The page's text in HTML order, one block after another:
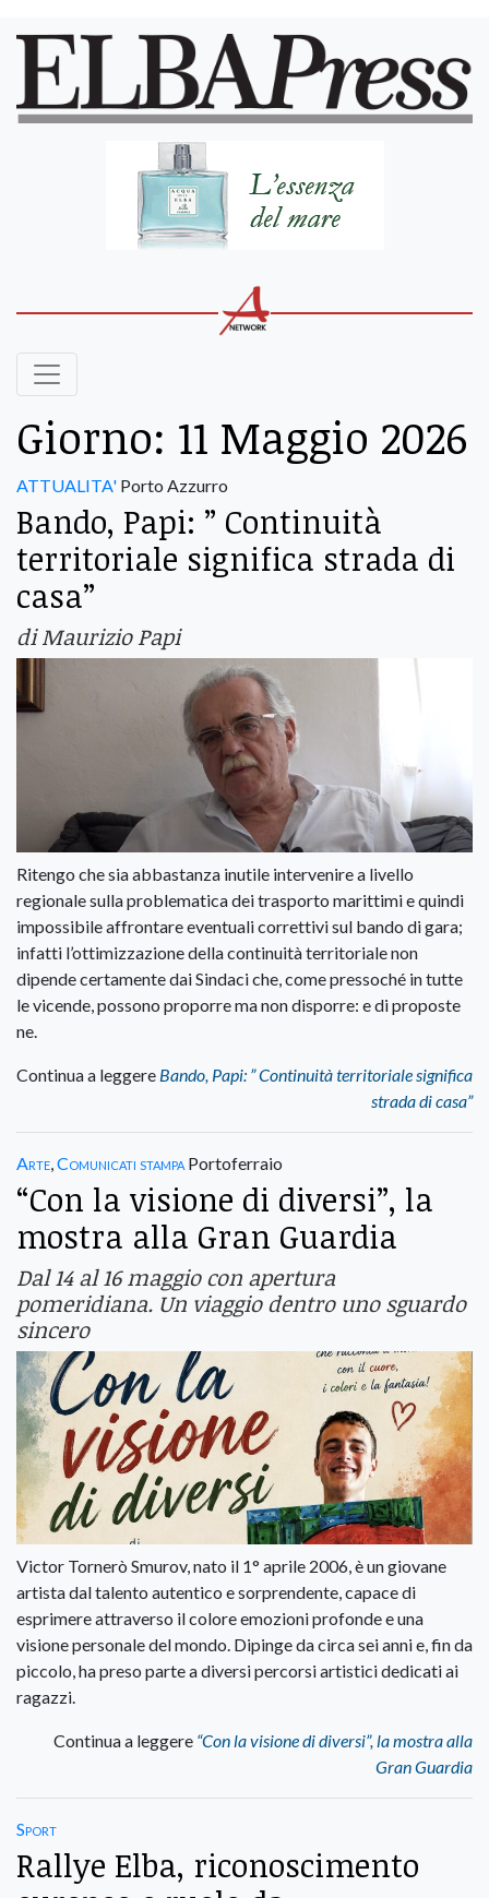
Giorno: 11 Maggio 2026
ATTUALITA' Porto Azzurro
Bando, Papi: ” Continuità
territoriale significa strada di
casa”
di Maurizio Papi
Ritengo che sia abbastanza inutile intervenire a livello
regionale sulla problematica dei trasporto marittimi e quindi
impossibile affrontare eventuali correttivi sul bando di gara;
infatti l’ottimizzazione della continuità territoriale non
dipende certamente dai Sindaci che, come pressoché in tutte
le vicende, possono proporre ma non disporre: e di proposte
ne.
Continua a leggere Bando, Papi: ” Continuità territoriale significa
strada di casa”
Arte Comunicati stampa Portoferraio
“Con la visione di diversi”, la
mostra alla Gran Guardia
Dal 14 al 16 maggio con apertura
pomeridiana. Un viaggio dentro uno sguardo
sincero
Victor Tornerò Smurov, nato il 1° aprile 2006, è un giovane
artista dal talento autentico e sorprendente, capace di
esprimere attraverso il colore emozioni profonde e una
visione personale del mondo. Dipinge da circa sei anni e, fin da
piccolo, ha preso parte a diversi percorsi artistici dedicati ai
ragazzi.
Continua a leggere “Con la visione di diversi”, la mostra alla
Gran Guardia
Sport
Rallye Elba, riconoscimento